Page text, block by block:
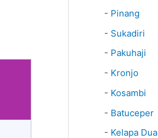
- Pinang
- Sukadiri
- Pakuhaji
- Kronjo
- Kosambi
- Batuceper
- Kelapa Dua